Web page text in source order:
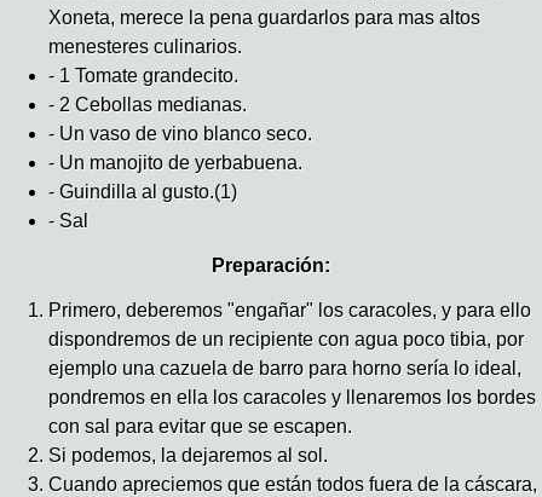
Xoneta, merece la pena guardarlos para mas altos
menesteres culinarios.
- 1 Tomate grandecito.
- 2 Cebollas medianas.
- Un vaso de vino blanco seco.
- Un manojito de yerbabuena.
- Guindilla al gusto.(1)
- Sal
Preparación:
Primero, deberemos "engañar" los caracoles, y para ello
dispondremos de un recipiente con agua poco tibia, por
ejemplo una cazuela de barro para horno sería lo ideal,
pondremos en ella los caracoles y llenaremos los bordes
con sal para evitar que se escapen.
Si podemos, la dejaremos al sol.
Cuando apreciemos que están todos fuera de la cáscara,